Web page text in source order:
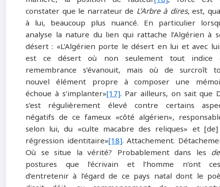
constater que le narrateur de L’Arbre à dires, est,
à lui, beaucoup plus nuancé. En particulier
analyse la nature du lien qui rattache l’Algérien à
désert : «L’Algérien porte le désert en lui et avec
est ce désert où non seulement tout indice
remembrance s’évanouit, mais où de surcroît
nouvel élément propre à composer une
échoue à s’implanter»[17]. Par ailleurs, on sait que
s’est régulièrement élevé contre certains
négatifs de ce fameux «côté algérien»,
selon lui, du «culte macabre des reliques» et
régression identitaire»[18]. Attachement.
Où se situe la vérité? Probablement dans les
postures que l’écrivain et l’homme n’ont
d’entretenir à l’égard de ce pays natal dont le